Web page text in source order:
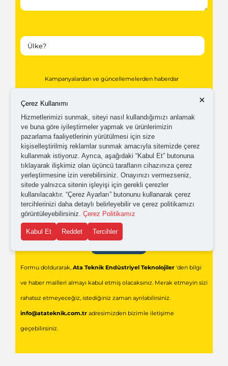
Kampanyalardan ve güncellemelerden haberdar
Kişisel verilerimin işlenmesine yönelikaydınlatma ve
açık rıza metni'ni okudum, onaylıyorum.
Gönder
Formu doldurarak, Ata Teknik Endüstriyel Teknolojiler'den bilgi
ve haber mailleri almayı kabul etmiş olacaksınız. Merak etmeyin sizi
rahatsız etmeyeceğiz, istediğiniz zaman ayrılabilirsiniz.
info@atateknik.com.tradresimizden bizimle iletişime
geçebilirsiniz.
×
Çerez Kullanımı
Hizmetlerimizi sunmak, siteyi nasıl kullandığımızı anlamak
ve buna göre iyileştirmeler yapmak ve ürünlerimizin
pazarlama faaliyetlerinin yürütülmesi için size
kişiselleştirilmiş reklamlar sunmak amacıyla sitemizde çerez
kullanmak istiyoruz. Ayrıca, aşağıdaki “Kabul Et” butonuna
tıklayarak ilişkimiz olan üçüncü tarafların cihazınıza çerez
yerleştirmesine izin verebilirsiniz. Onayınızı vermezseniz,
sitede yalnızca sitenin işleyişi için gerekli çerezler
kullanılacaktır. “Çerez Ayarları” butonunu kullanarak çerez
tercihlerinizi daha detaylı belirleyebilir ve çerez politikamızı
görüntüleyebilirsiniz. Çerez Politikamız
Kabul Et Reddet Tercihler